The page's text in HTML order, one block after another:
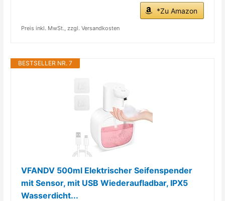
*Zu Amazon
Preis inkl. MwSt., zzgl. Versandkosten
BESTSELLER NR. 7
VFANDV 500ml Elektrischer Seifenspender
mit Sensor, mit USB Wiederaufladbar, IPX5
Wasserdicht...